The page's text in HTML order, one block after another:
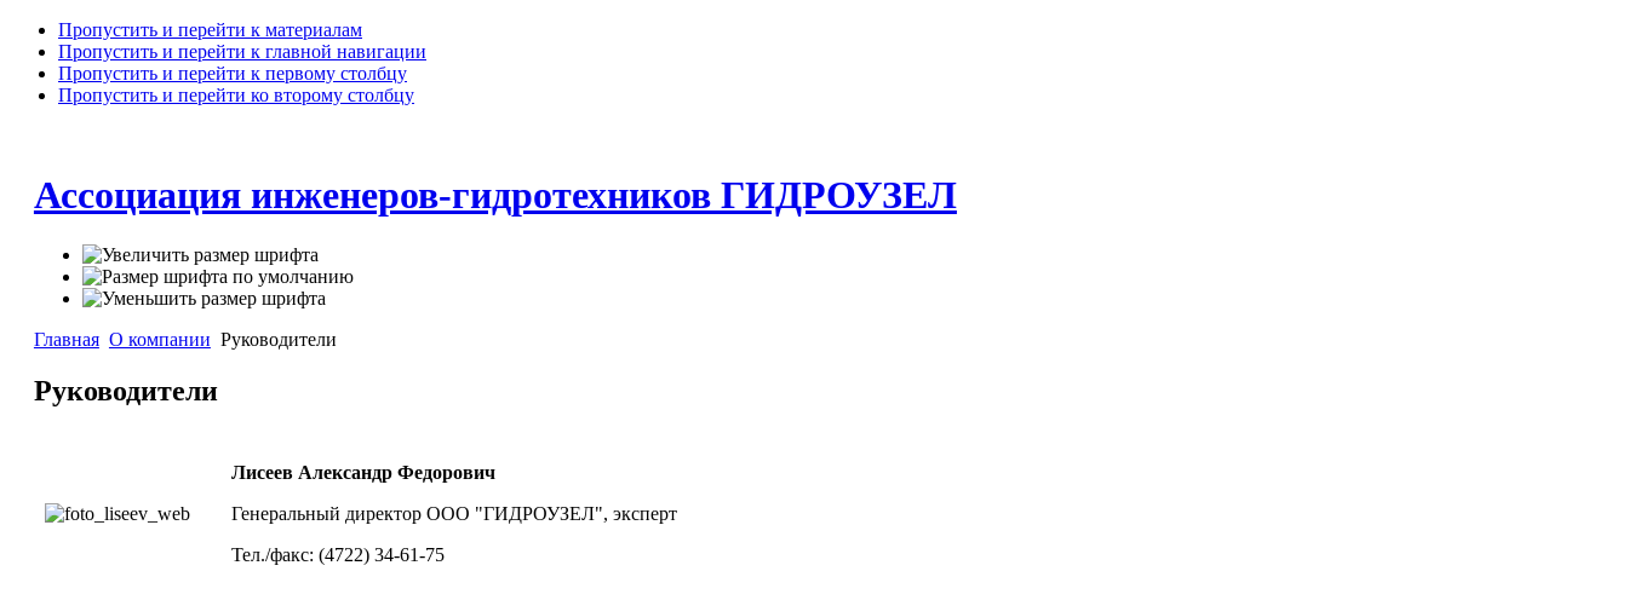
Пропустить и перейти к материалам
Пропустить и перейти к главной навигации
Пропустить и перейти к первому столбцу
Пропустить и перейти ко второму столбцу
Ассоциация инженеров-гидротехников ГИДРОУЗЕЛ
Главная О компании Руководители
Руководители
Лисеев Александр Федорович
Генеральный директор ООО "ГИДРОУЗЕЛ", эксперт
Тел./факс: (4722) 34-61-75